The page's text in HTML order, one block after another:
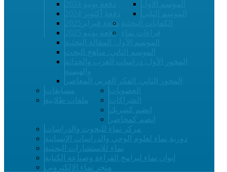
دفعة فبراير2025
دفعة يونيو 2025
انضم كمحاضر
مركز نماء للبحوث والدراسات
دورية نماء لعلوم الوحي والدراسات الإنسانية
نماء للاستشارات البحثية
إيوان نماء لبرامج القراءة وصناعة الكتابة
متجر نماء الإلكتروني